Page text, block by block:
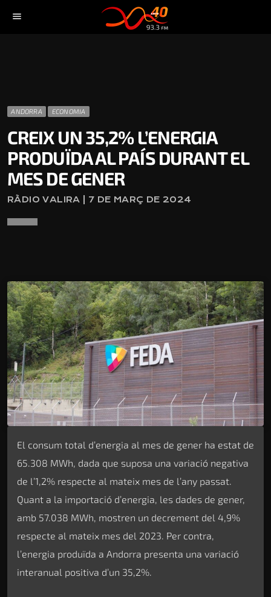
menu
ANDORRA ECONOMIA
CREIX UN 35,2% L’ENERGIA
PRODUÏDA AL PAÍS DURANT EL
MES DE GENER
RÀDIO VALIRA | 7 DE MARÇ DE 2024
El consum total d’energia al mes de gener ha estat de
65.308 MWh, dada que suposa una variació negativa
de l’1,2% respecte al mateix mes de l’any passat.
Quant a la importació d’energia, les dades de gener,
amb 57.038 MWh, mostren un decrement del 4,9%
respecte al mateix mes del 2023. Per contra,
l’energia produïda a Andorra presenta una variació
interanual positiva d’un 35,2%.